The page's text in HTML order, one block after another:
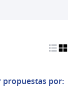
propuestas por: